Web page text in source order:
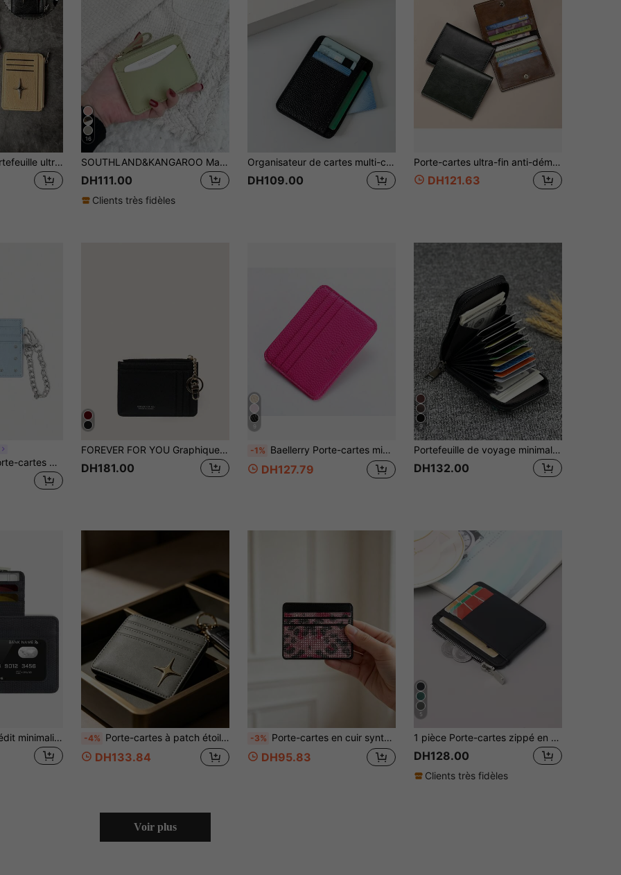
Vigour Summer Portefeuille ultra-fin en PU avec motif d'étoile argentée, conception à fentes multi-cartes, à la mode et personnalisé, peut être utilisé comme porte-monnaie, porte-cartes et autres usages multifonctionnels, portefeuille minimaliste pour hommes, porte-cartes de crédit ultra-fin et portable avec poche à monnaie zippée, parfait pour les anniversaires, la fête des pères et autres occasions de cadeaux
16
SOUTHLAND&KANGAROO Malist Slim Léger Fermeture Éclair Portable Argent Espèces Carte D'identité Carte Poche À Monnaie Pour Cadeau D'anniversaire Anniversaire Le Jour De La Saint-Valentin Couple Femme Dame Filles Adolescents Pour Étudiant Étudiant Scolaire Hommes Hommes Léger Portable Carte Carte D'identité Cols Blancs Pour Homme Vacances Pour Anniversaire Pour Cadeau D'anniversaire Fournitures Scolaires Cadeaux Pour Enseignants Retour À L'école Porte-cartes Portefeuille Porte-cartes de visite Porte-cartes de crédit Femmes Pour Femmes Mini Portefeuille Porte-cartes
DH111.00
Clients très fidèles
Organisateur de cartes multi-cartes texturé pour hommes, rangement de cartes, cadeau pour père, mince, léger, portable, argent liquide, carte d'identité, poche pour pièces de monnaie, cadeau d'anniversaire, anniversaire de mariage, Saint-Valentin, hommes, femmes, hommes, léger, portable, carte d'identité, pour frères, homme, cadeau idéal, sac cadeau, fournitures scolaires, cadeaux pour enseignants, porte-cartes de rentrée, portefeuille, porte-cartes de visite, porte-cartes de crédit pour hommes, mini portefeuille, porte-cartes
DH109.00
Porte-cartes ultra-fin anti-démagnétisation, portefeuille de cartes compact unisexe, étui de cartes portable pour cartes bancaires, cartes d'identité, permis de conduire, petit portefeuille
DH121.63
Viva Strut 1 Sac porte-cartes multifonction en métal avec chaîne, décoration rivets, style Y2K Spice Girl, mode street, doux et cool, marron foncé, multi-emplacements pour cartes
FOREVER FOR YOU Graphique de lettre avec poche légère et mince pour les cartes d'argent et de pièces de monnaie. Cadeau d'anniversaire, cadeau de la Saint-Valentin pour les femmes, les jeunes filles, les étudiantes, les élèves, les enseignants. Porte-cartes, porte-cartes de visite, porte-cartes de crédit, porte-cartes d'identité, petit portefeuille, porte-monnaie, porte-clés pour femmes.
DH181.00
-1% Baellerry Porte-cartes minimaliste à fermeture éclair multi-fentes pour femmes
DH127.79
9
Portefeuille de voyage minimaliste à la mode, embossé lichia. Portefeuille décontracté à compartiments multicouches pour cartes d'identité, espèces, etc. Petit portefeuille pour femme avec bandoulière réglable. Accessoire cadeau idéal pour petit ami, mari, oncle, frère. Porte-cartes, porte-cartes de visite, porte-cartes de crédit pour hommes. Mini portefeuille, porte-monnaie
DH132.00
Porte-cartes de crédit minimaliste fin avec fenêtre transparente pour femmes et hommes. Porte-cartes d', porte-cartes de crédit, porte-cartes d'identité pour hommes. Mini-portefeuille porte-cartes -4% Porte-cartes à patch étoile croisée, portefeuille à carte de crédit avec fermeture éclair, portefeuille haut de gamme à la mode, sac de rangement de cartes à plusieurs fentes, porte-cartes de mode pour femmes, également pratique pour les hommes pour ranger les cartes bancaires et les cartes d'identité, essentiel pour la rentrée scolaire et les voyages, cadeau unique pour la fête des enseignants, cadeau d'anniversaire, cadeau de vacances, cadeau de fête, cadeau de vacances, cadeau de mariage, cadeau de rentrée scolaire
DH133.84
-3% Porte-cartes en cuir synthétique décoré de strass, matériau PU, unisexe - multi-fentes, noir avec strass brillants colorés, facile à nettoyer, rangement de cartes quotidien, voyage, trajet, affaires, étudiant, pique-nique, camping, courses au supermarché, essentiel pour la rentrée scolaire, essentiel pour les professionnels, cadeau parfait pour la Saint-Valentin, la Fête des enseignants ou Thanksgiving
DH95.83
5
1 pièce Porte-cartes zippé en matériau PU, étui à cartes de style d'affaires minimaliste en PU, portefeuille pour cartes de crédit, porte-monnaie
DH128.00
Clients très fidèles
Voir plus